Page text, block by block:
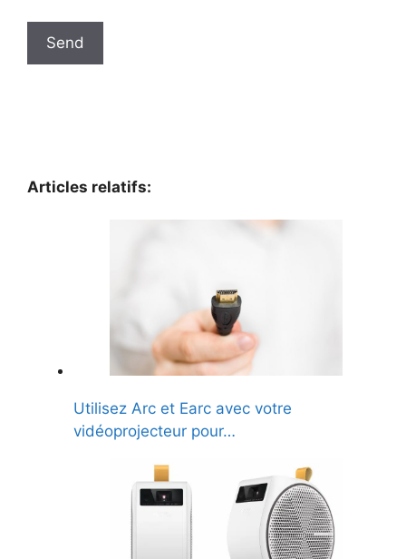
Articles relatifs:
Utilisez Arc et Earc avec votre
vidéoprojecteur pour…